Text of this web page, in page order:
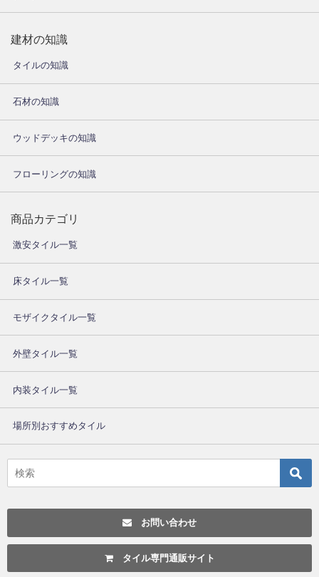
建材の知識
タイルの知識
石材の知識
ウッドデッキの知識
フローリングの知識
商品カテゴリ
激安タイル一覧
床タイル一覧
モザイクタイル一覧
外壁タイル一覧
内装タイル一覧
場所別おすすめタイル
お問い合わせ
タイル専門通販サイト